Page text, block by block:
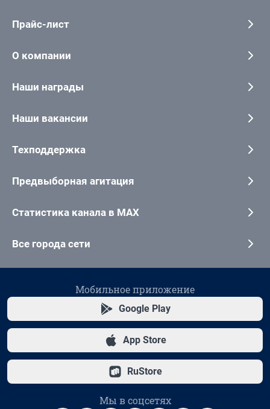
Прайс-лист
О компании
Наши награды
Наши вакансии
Техподдержка
Предвыборная агитация
Статистика канала в MAX
Все города сети
Мобильное приложение
Google Play
App Store
RuStore
Мы в соцсетях